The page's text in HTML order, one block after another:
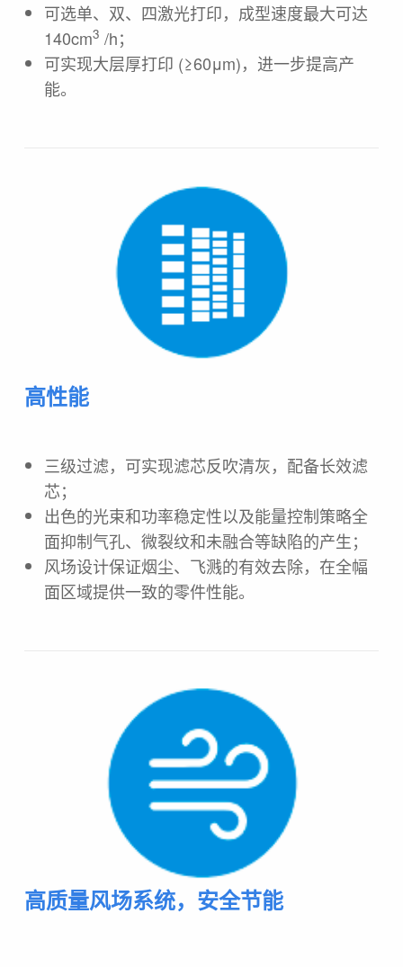
可选单、双、四激光打印，成型速度最大可达
140cm3 /h；
可实现大层厚打印 (≥60μm)，进一步提高产
能。
高性能
三级过滤，可实现滤芯反吹清灰，配备长效滤
芯；
出色的光束和功率稳定性以及能量控制策略全
面抑制气孔、微裂纹和未融合等缺陷的产生；
风场设计保证烟尘、飞溅的有效去除，在全幅
面区域提供一致的零件性能。
高质量风场系统，安全节能